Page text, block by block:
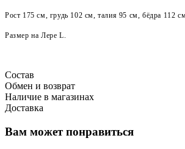
Рост 175 см, грудь 102 см, талия 95 см, бёдра 112
Размер на Лере L.
Состав
Обмен и возврат
Наличие в магазинах
Доставка
Вам может понравиться